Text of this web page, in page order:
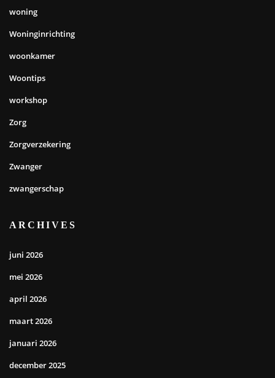
woning
Woninginrichting
woonkamer
Woontips
workshop
Zorg
Zorgverzekering
Zwanger
zwangerschap
ARCHIVES
juni 2026
mei 2026
april 2026
maart 2026
januari 2026
december 2025